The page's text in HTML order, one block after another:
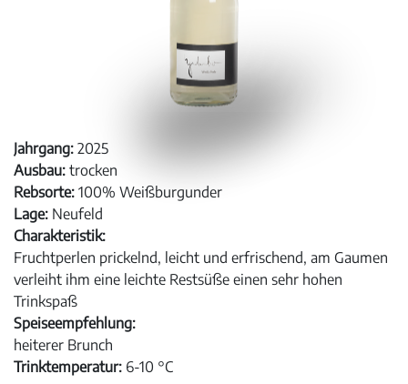
Jahrgang: 2025
Ausbau: trocken
Rebsorte: 100% Weißburgunder
Lage: Neufeld
Charakteristik:
Fruchtperlen prickelnd, leicht und erfrischend, am Gaumen
verleiht ihm eine leichte Restsüße einen sehr hohen
Trinkspaß
Speiseempfehlung:
heiterer Brunch
Trinktemperatur: 6-10 °C